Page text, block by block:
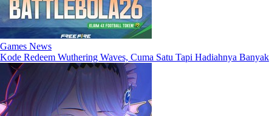
Games News
Kode Redeem Wuthering Waves, Cuma Satu Tapi Hadiahnya Banyak